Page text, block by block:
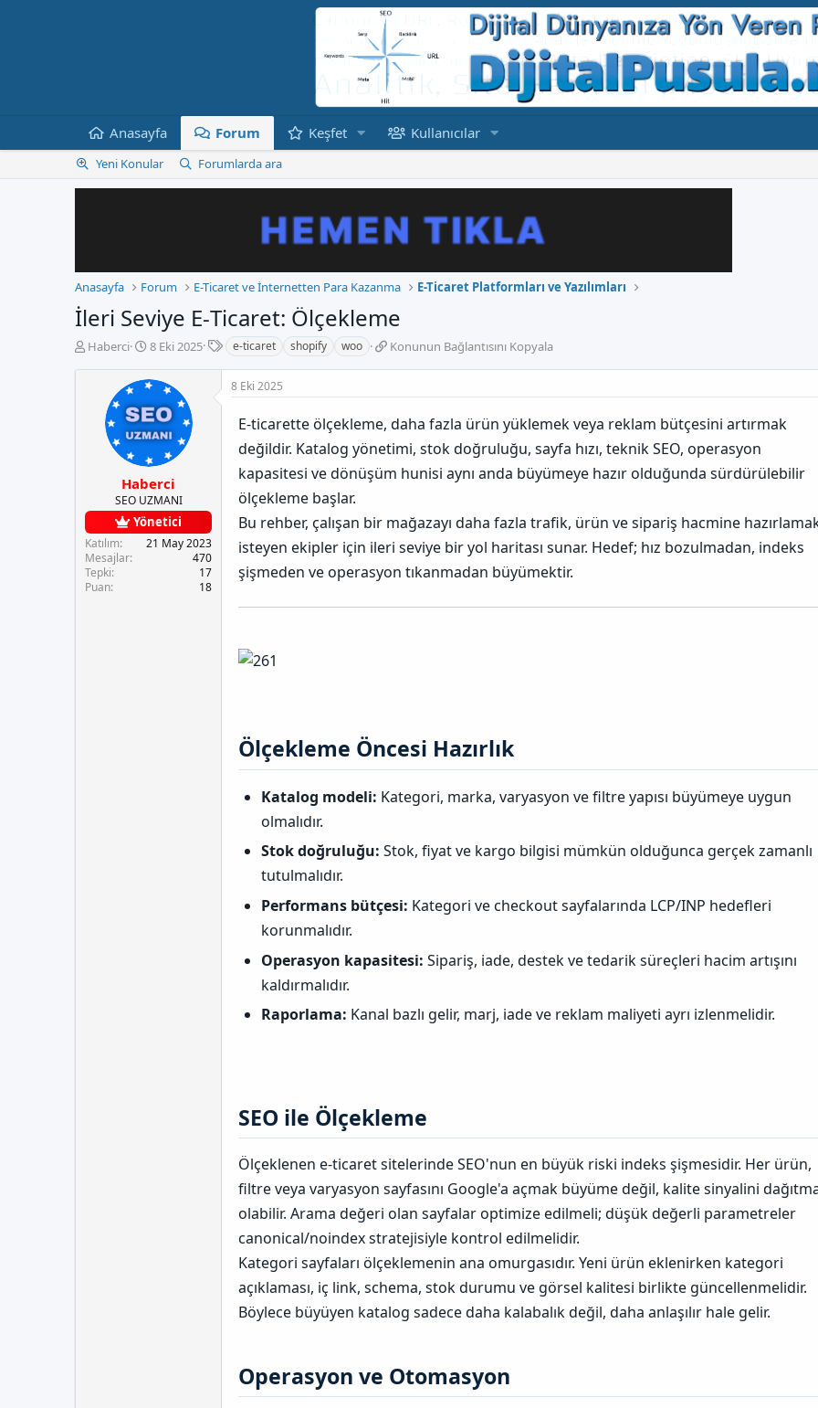
Anasayfa Forum Keşfet Kullanıcılar
Yeni Konular Forumlarda ara
Anasayfa Forum E-Ticaret ve İnternetten Para Kazanma E-Ticaret Platformları ve Yazılımları
İleri Seviye E‑Ticaret: Ölçekleme
K
l
t
a
n
Haberci
B
ş
l
a
n
g
ı
t
a
r
i
8 Eki 2025 e-ticaret shopify woo
K
u
n
a
a
n
ı
ı
a
Konunun Bağlantısını Kopyala
Haberci
SEO UZMANI
Yönetici
Katılım
21 May 2023
Mesajlar
470
Tepki
17
Puan
18
8 Eki 2025
E-ticarette ölçekleme, daha fazla ürün yüklemek veya reklam bütçesini artırmak
değildir. Katalog yönetimi, stok doğruluğu, sayfa hızı, teknik SEO, operasyon
kapasitesi ve dönüşüm hunisi aynı anda büyümeye hazır olduğunda sürdürülebilir
ölçekleme başlar.
Bu rehber, çalışan bir mağazayı daha fazla trafik, ürün ve sipariş hacmine
isteyen ekipler için ileri seviye bir yol haritası sunar. Hedef; hız bozulmadan, indeks
şişmeden ve operasyon tıkanmadan büyümektir.
Ölçekleme Öncesi Hazırlık​
Katalog modeli: Kategori, marka, varyasyon ve filtre yapısı büyümeye uygun
olmalıdır.
Stok doğruluğu: Stok, fiyat ve kargo bilgisi mümkün olduğunca gerçek zamanlı
tutulmalıdır.
Performans bütçesi: Kategori ve checkout sayfalarında LCP/INP hedefleri
korunmalıdır.
Operasyon kapasitesi: Sipariş, iade, destek ve tedarik süreçleri hacim artışını
kaldırmalıdır.
Raporlama: Kanal bazlı gelir, marj, iade ve reklam maliyeti ayrı izlenmelidir.
SEO ile Ölçekleme​
Ölçeklenen e-ticaret sitelerinde SEO'nun en büyük riski indeks şişmesidir. Her ürün,
filtre veya varyasyon sayfasını Google'a açmak büyüme değil, kalite sinyalini
olabilir. Arama değeri olan sayfalar optimize edilmeli; düşük değerli parametreler
canonical/noindex stratejisiyle kontrol edilmelidir.
Kategori sayfaları ölçeklemenin ana omurgasıdır. Yeni ürün eklenirken kategori
açıklaması, iç link, schema, stok durumu ve görsel kalitesi birlikte güncellenmelidir.
Böylece büyüyen katalog sadece daha kalabalık değil, daha anlaşılır hale gelir.
Operasyon ve Otomasyon​